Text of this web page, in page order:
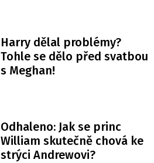
Harry dělal problémy?
Tohle se dělo před svatbou
s Meghan!
Odhaleno: Jak se princ
William skutečně chová ke
strýci Andrewovi?